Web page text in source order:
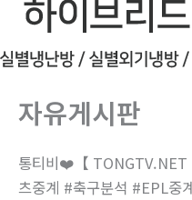
자유게시판
통티비❤️【
츠중계 #축구분석 #EPL중